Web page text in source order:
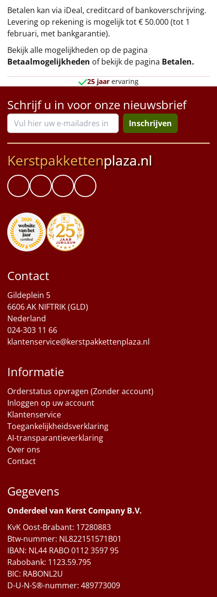
Betalen kan via iDeal, creditcard of bankoverschrijving.
Levering op rekening is mogelijk tot € 50.000 (tot 1
februari, met bankgarantie).
Bekijk alle mogelijkheden op de pagina
Betaalmogelijkheden of bekijk de pagina Betalen.
25 jaar ervaring
Schrijf u in voor onze nieuwsbrief
Inschrijven
Kerstpakkettenplaza.nl
Contact
Gildeplein 5
6606 AK NIFTRIK (GLD)
Nederland
024-303 11 66
klantenservice@kerstpakkettenplaza.nl
Informatie
Orderstatus opvragen (Zonder account)
Inloggen op uw account
Klantenservice
Toegankelijkheidsverklaring
AI-transparantieverklaring
Over ons
Contact
Gegevens
Onderdeel van Kerst Company B.V.
KvK Oost-Brabant: 17280883
Btw-nummer: NL822151571B01
IBAN: NL44 RABO 0112 3597 95
Rabobank: 1123.59.795
BIC: RABONL2U
D-U-N-S®-nummer: 489773009